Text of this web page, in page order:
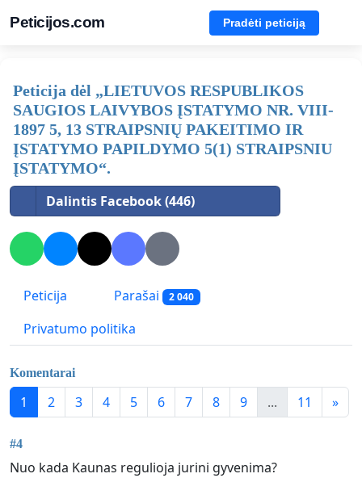
Peticijos.com Pradėti peticiją
Peticija dėl „LIETUVOS RESPUBLIKOS
SAUGIOS LAIVYBOS ĮSTATYMO NR. VIII-
1897 5, 13 STRAIPSNIŲ PAKEITIMO IR
ĮSTATYMO PAPILDYMO 5(1) STRAIPSNIU
ĮSTATYMO“.
Dalintis Facebook (446)
Peticija Parašai 2 040
Privatumo politika
Komentarai
1 2 3 4 5 6 7 8 9 ... 11 »
#4
Nuo kada Kaunas regulioja jurini gyvenima?